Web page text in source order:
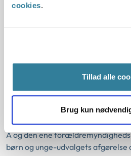
cookies.
Tillad alle
Brug kun
afgørelsen.
De konkrete sager
I de konkrete sager havde børn
afgørelser om at afbryde
søskende, A og B, som begge var
og unge-udvalget havde
truffet to forskellige afgørelser om
og kontakt med B og B’s samvær
A og den ene
børn og unge-udvalgets afgørelse